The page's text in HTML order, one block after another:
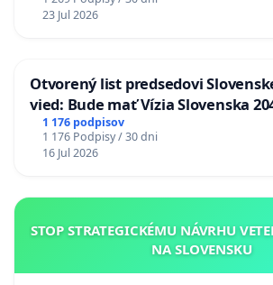
23 Jul 2026
Otvorený list predsedovi
vied: Bude mať Vízia Slovenska
chrbticu?
1 176 podpisov
1 176 Podpisy / 30 dni
16 Jul 2026
STOP STRATEGICKÉMU NÁVRHU
NA SLOVENSKU